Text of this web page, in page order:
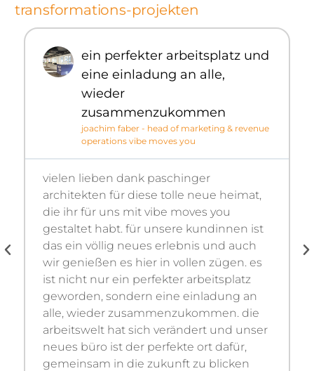
transformations-projekten
ein perfekter arbeitsplatz und
eine einladung an alle,
wieder
zusammenzukommen
joachim faber - head of marketing & revenue
operations vibe moves you
vielen lieben dank paschinger
architekten für diese tolle neue heimat,
die ihr für uns mit vibe moves you
gestaltet habt. für unsere kundinnen ist
das ein völlig neues erlebnis und auch
wir genießen es hier in vollen zügen. es
ist nicht nur ein perfekter arbeitsplatz
geworden, sondern eine einladung an
alle, wieder zusammenzukommen. die
arbeitswelt hat sich verändert und unser
neues büro ist der perfekte ort dafür,
gemeinsam in die zukunft zu blicken